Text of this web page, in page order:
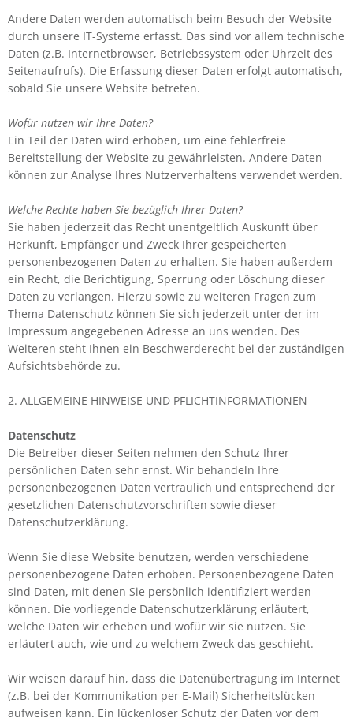
Andere Daten werden automatisch beim Besuch der Website
durch unsere IT-Systeme erfasst. Das sind vor allem technische
Daten (z.B. Internetbrowser, Betriebssystem oder Uhrzeit des
Seitenaufrufs). Die Erfassung dieser Daten erfolgt automatisch,
sobald Sie unsere Website betreten.
Wofür nutzen wir Ihre Daten?
Ein Teil der Daten wird erhoben, um eine fehlerfreie
Bereitstellung der Website zu gewährleisten. Andere Daten
können zur Analyse Ihres Nutzerverhaltens verwendet werden.
Welche Rechte haben Sie bezüglich Ihrer Daten?
Sie haben jederzeit das Recht unentgeltlich Auskunft über
Herkunft, Empfänger und Zweck Ihrer gespeicherten
personenbezogenen Daten zu erhalten. Sie haben außerdem
ein Recht, die Berichtigung, Sperrung oder Löschung dieser
Daten zu verlangen. Hierzu sowie zu weiteren Fragen zum
Thema Datenschutz können Sie sich jederzeit unter der im
Impressum angegebenen Adresse an uns wenden. Des
Weiteren steht Ihnen ein Beschwerderecht bei der zuständigen
Aufsichtsbehörde zu.
2. ALLGEMEINE HINWEISE UND PFLICHTINFORMATIONEN
Datenschutz
Die Betreiber dieser Seiten nehmen den Schutz Ihrer
persönlichen Daten sehr ernst. Wir behandeln Ihre
personenbezogenen Daten vertraulich und entsprechend der
gesetzlichen Datenschutzvorschriften sowie dieser
Datenschutzerklärung.
Wenn Sie diese Website benutzen, werden verschiedene
personenbezogene Daten erhoben. Personenbezogene Daten
sind Daten, mit denen Sie persönlich identifiziert werden
können. Die vorliegende Datenschutzerklärung erläutert,
welche Daten wir erheben und wofür wir sie nutzen. Sie
erläutert auch, wie und zu welchem Zweck das geschieht.
Wir weisen darauf hin, dass die Datenübertragung im Internet
(z.B. bei der Kommunikation per E-Mail) Sicherheitslücken
aufweisen kann. Ein lückenloser Schutz der Daten vor dem